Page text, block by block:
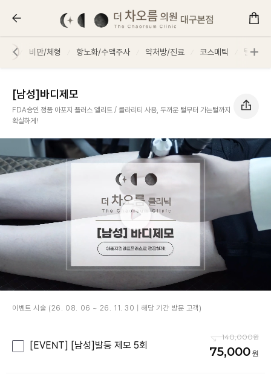
[남성]바디제모 :: 더 차오름의원
모 비만/체형 항노화/수액주사 약처방/진료 코스메틱 탈모
[남성]바디제모
FDA승인 정품 아포지 플러스 엘리트 / 클라리티 사용, 두꺼운 털부터 가는털까지
확실하게!
이벤트 시술 (26. 08. 06 ~ 26. 11. 30 | 해당 기간 방문 고객)
[EVENT] [남성]발등 제모 5회
140,000
75,000